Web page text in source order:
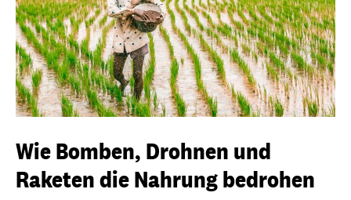
Wie Bomben, Drohnen und
Raketen die Nahrung bedrohen